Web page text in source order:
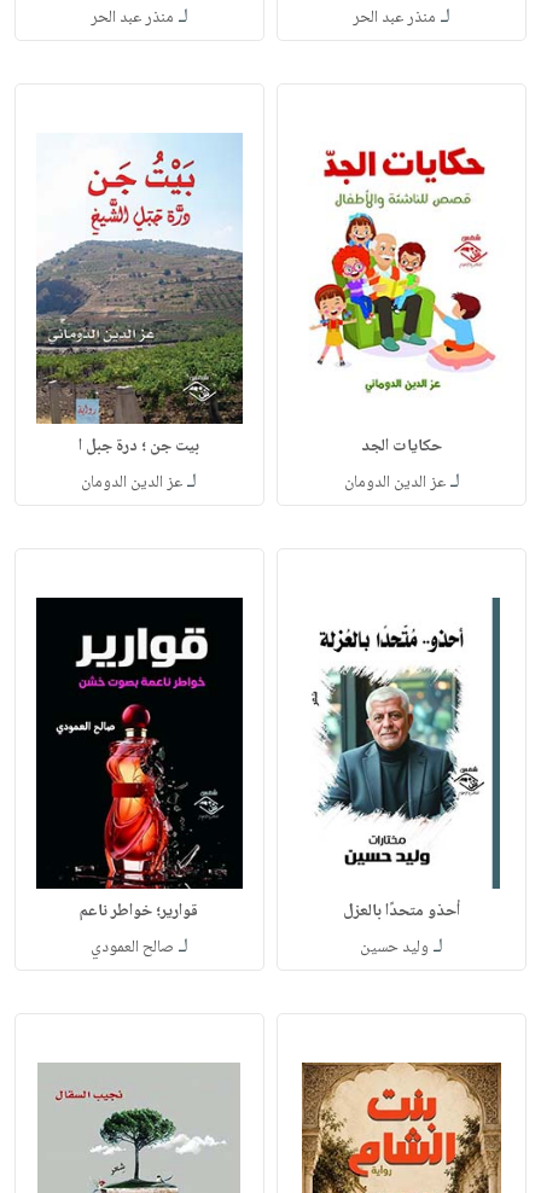
لـ منذر عبد الحر لـ منذر عبد الحر
حكايات الجد
لـعز الدين الدومان
بيت جن ؛ درة جبل ا
لـعز الدين الدومان
أحذو متحدًا بالعزل
لـ وليد حسين
قوارير؛ خواطر ناعم
لـ صالح العمودي